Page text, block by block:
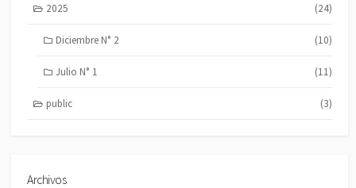
2025 (24)
Diciembre N° 2 (10)
Julio N° 1 (11)
public (3)
Archivos